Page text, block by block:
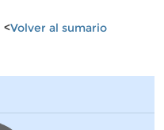
<Volver al sumario